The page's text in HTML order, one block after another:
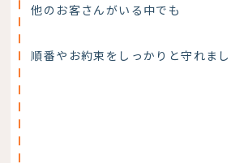
他のお客さんがいる中でも
順番やお約束をしっかりと守れま